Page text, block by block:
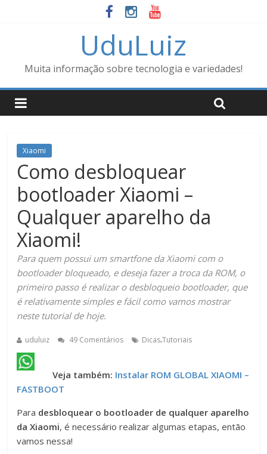
UduLuiz
Muita informação sobre tecnologia e variedades!
Xiaomi
Como desbloquear
bootloader Xiaomi –
Qualquer aparelho da
Xiaomi!
Para quem possui um smartfone da Xiaomi com o
bootloader bloqueado, e deseja fazer a troca da ROM, o
primeiro passo é realizar o desbloqueio bootloader, que
é relativamente simples e fácil como vamos mostrar
neste tutorial de hoje.
uduluiz 49 Comentários Dicas.Tutoriais
Veja também: Instalar ROM GLOBAL XIAOMI –
FASTBOOT
Para desbloquear o bootloader de qualquer aparelho
da Xiaomi, é necessário realizar algumas etapas, então
vamos nessa!